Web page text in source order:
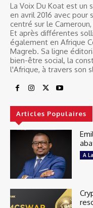
La Voix Du Koat est un
en avril 2016 avec pour
centré sur le
Et après différentes
également en Afrique
Magreb. Sa ligne
bien-être social, la
l'Afrique, à travers son
Articles Populaires
A